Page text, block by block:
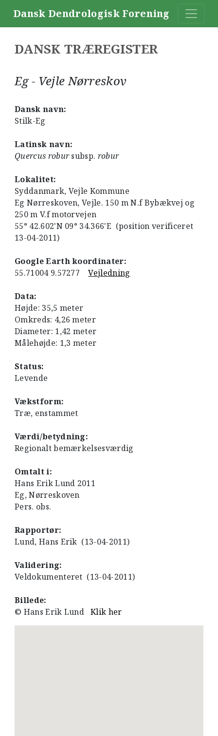
Dansk Dendrologisk Forening
DANSK TRÆREGISTER
Eg - Vejle Nørreskov
Dansk navn:
Stilk-Eg
Latinsk navn:
Quercus robursubsp. robur
Lokalitet:
Syddanmark, Vejle Kommune
Eg Nørreskoven, Vejle. 150 m N.f Bybækvej og
250 m V.f motorvejen
55° 42.602'N 09° 34.366'E (position verificeret
13-04-2011)
Google Earth koordinater:
55.71004 9.57277Vejledning
Data:
Højde: 35,5 meter
Omkreds: 4,26 meter
Diameter: 1,42 meter
Målehøjde: 1,3 meter
Status:
Levende
Vækstform:
Træ, enstammet
Værdi/betydning:
Regionalt bemærkelsesværdig
Omtalt i:
Hans Erik Lund 2011
Eg, Nørreskoven
Pers. obs.
Rapportør:
Lund, Hans Erik (13-04-2011)
Validering:
Veldokumenteret (13-04-2011)
Billede:
© Hans Erik LundKlik her